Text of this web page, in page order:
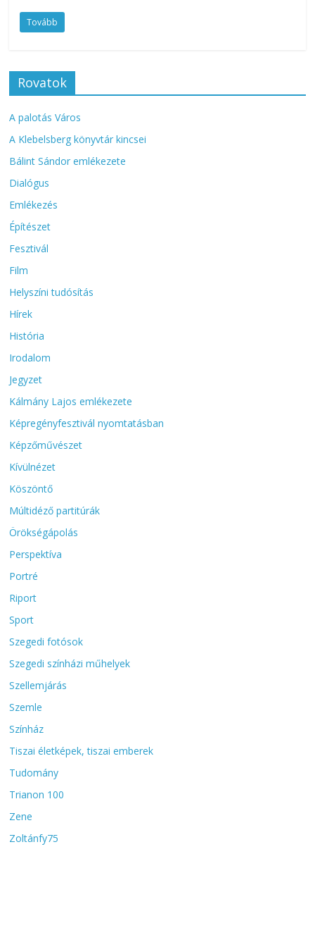
Tovább
Rovatok
A palotás Város
A Klebelsberg könyvtár kincsei
Bálint Sándor emlékezete
Dialógus
Emlékezés
Építészet
Fesztivál
Film
Helyszíni tudósítás
Hírek
História
Irodalom
Jegyzet
Kálmány Lajos emlékezete
Képregényfesztivál nyomtatásban
Képzőművészet
Kívülnézet
Köszöntő
Múltidéző partitúrák
Örökségápolás
Perspektíva
Portré
Riport
Sport
Szegedi fotósok
Szegedi színházi műhelyek
Szellemjárás
Szemle
Színház
Tiszai életképek, tiszai emberek
Tudomány
Trianon 100
Zene
Zoltánfy75